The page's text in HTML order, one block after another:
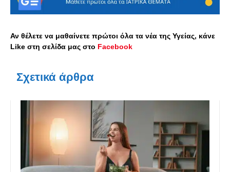
Αν θέλετε να μαθαίνετε πρώτοι όλα τα νέα της Υγείας, κάνε
Like στη σελίδα μας στο Facebook
Σχετικά άρθρα